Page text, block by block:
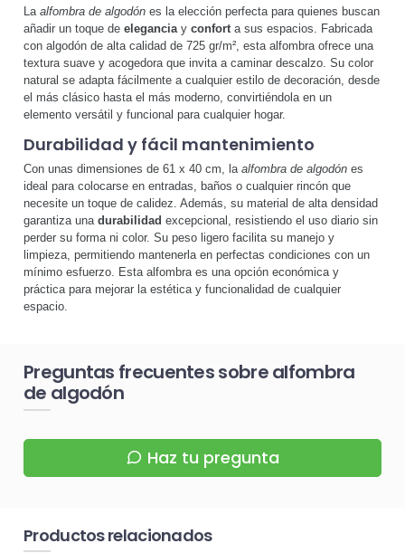
La alfombra de algodón es la elección perfecta para quienes buscan
añadir un toque de eleganciay conforta sus espacios. Fabricada
con algodón de alta calidad de 725 gr/m², esta alfombra ofrece una
textura suave y acogedora que invita a caminar descalzo. Su color
natural se adapta fácilmente a cualquier estilo de decoración, desde
el más clásico hasta el más moderno, convirtiéndola en un
elemento versátil y funcional para cualquier hogar.
Durabilidad y fácil mantenimiento
Con unas dimensiones de 61 x 40 cm, la alfombra de algodón es
ideal para colocarse en entradas, baños o cualquier rincón que
necesite un toque de calidez. Además, su material de alta densidad
garantiza una durabilidad excepcional, resistiendo el uso diario sin
perder su forma ni color. Su peso ligero facilita su manejo y
limpieza, permitiendo mantenerla en perfectas condiciones con un
mínimo esfuerzo. Esta alfombra es una opción económica y
práctica para mejorar la estética y funcionalidad de cualquier
espacio.
Preguntas frecuentes sobre alfombra
de algodón
Haz tu pregunta
Productos relacionados